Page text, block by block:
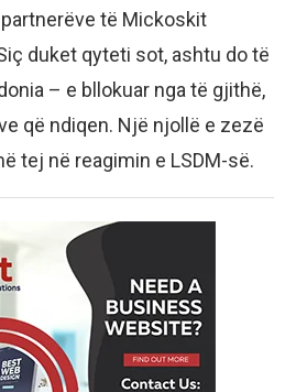
të Mickoskit
duket qyteti sot, ashtu do të
– e bllokuar nga të gjithë,
që ndiqen. Një njollë e zezë
tej në reagimin e LSDM-së.